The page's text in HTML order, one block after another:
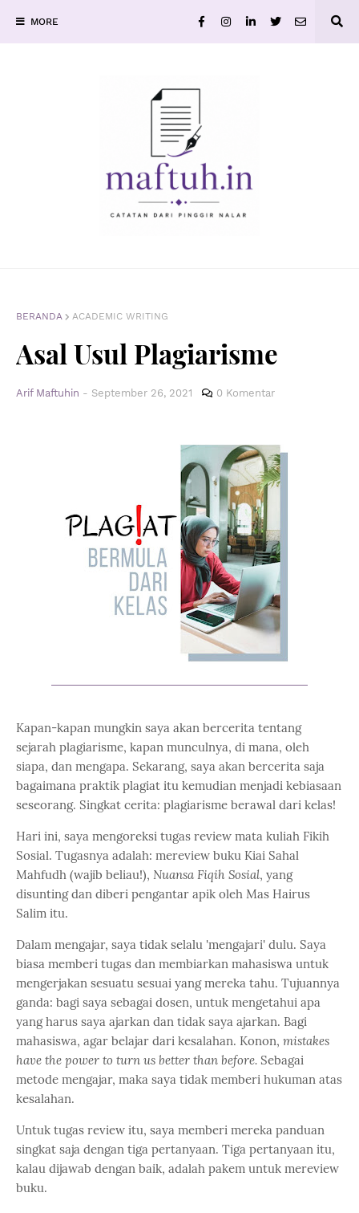
MORE
BERANDA ACADEMIC WRITING
Asal Usul Plagiarisme
Arif Maftuhin - September 26, 2021 0 Komentar
Kapan-kapan mungkin saya akan bercerita tentang
sejarah plagiarisme, kapan munculnya, di mana, oleh
siapa, dan mengapa. Sekarang, saya akan bercerita saja
bagaimana praktik plagiat itu kemudian menjadi kebiasaan
seseorang. Singkat cerita: plagiarisme berawal dari kelas!
Hari ini, saya mengoreksi tugas review mata kuliah Fikih
Sosial. Tugasnya adalah: mereview buku Kiai Sahal
Mahfudh (wajib beliau!), Nuansa Fiqih Sosial, yang
disunting dan diberi pengantar apik oleh Mas Hairus
Salim itu.
Dalam mengajar, saya tidak selalu 'mengajari' dulu. Saya
biasa memberi tugas dan membiarkan mahasiswa untuk
mengerjakan sesuatu sesuai yang mereka tahu. Tujuannya
ganda: bagi saya sebagai dosen, untuk mengetahui apa
yang harus saya ajarkan dan tidak saya ajarkan. Bagi
mahasiswa, agar belajar dari kesalahan. Konon, mistakes
have the power to turn us better than before. Sebagai
metode mengajar, maka saya tidak memberi hukuman atas
kesalahan.
Untuk tugas review itu, saya memberi mereka panduan
singkat saja dengan tiga pertanyaan. Tiga pertanyaan itu,
kalau dijawab dengan baik, adalah pakem untuk mereview
buku.